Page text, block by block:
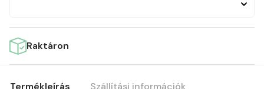
Raktáron
Termékleírás Szállítási információk